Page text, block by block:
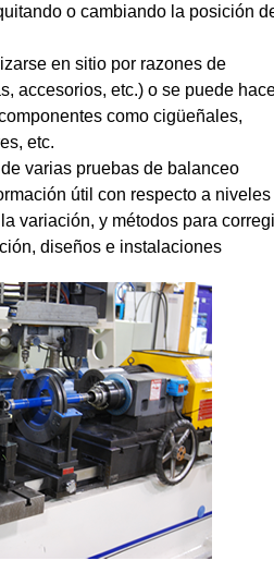
o cambiando la posición
en sitio por razones de
accesorios, etc.) o se puede
como cigüeñales,
etc.
varias pruebas de balanceo
útil con respecto a niveles
variación, y métodos para
diseños e instalaciones